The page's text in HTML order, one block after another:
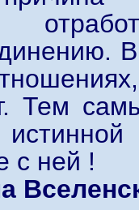
Тем
с ней !